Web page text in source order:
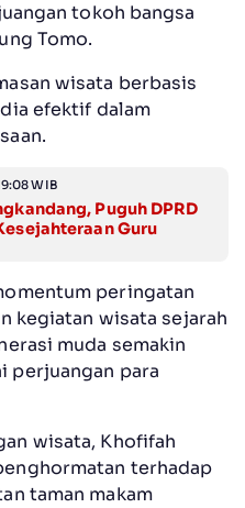
tokoh bangsa
Tomo.
wisata berbasis
efektif dalam
WIB
Puguh DPRD
Guru
peringatan
kegiatan wisata sejarah
muda semakin
perjuangan para
wisata, Khofifah
terhadap
taman makam